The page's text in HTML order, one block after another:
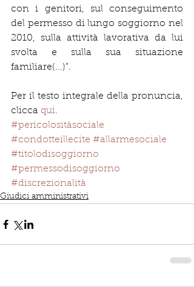
con i genitori, sul conseguimento
del permesso di lungo soggiorno nel
2010, sulla attività lavorativa da lui
svolta e sulla sua situazione
familiare(...)”.
Per il testo integrale della pronuncia,
clicca qui.
#pericolositàsociale
#condotteillecite #allarmesociale
#titolodisoggiorno
#permessodisoggiorno
#discrezionalità
Giudici amministrativi